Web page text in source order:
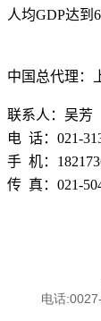
人均GDP达到
中国总代理：
联系人：吴芳
电 话： 021-
手 机：
传 真： 021-
电话